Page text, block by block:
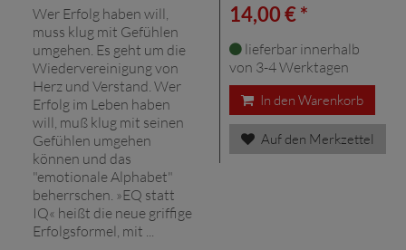
Wer Erfolg haben will,
muss klug mit Gefühlen
umgehen. Es geht um die
Wiedervereinigung von
Herz und Verstand. Wer
Erfolg im Leben haben
will, muß klug mit seinen
Gefühlen umgehen
können und das
"emotionale Alphabet"
beherrschen. »EQ statt
IQ« heißt die neue griffige
Erfolgsformel, mit ...
14,00 € *
lieferbar innerhalb
von 3-4 Werktagen
In den Warenkorb
Auf den Merkzettel